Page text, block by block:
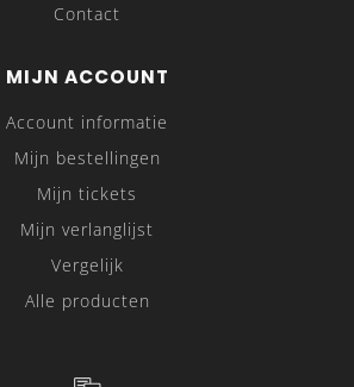
Contact
MIJN ACCOUNT
Account informatie
Mijn bestellingen
Mijn tickets
Mijn verlanglijst
Vergelijk
Alle producten